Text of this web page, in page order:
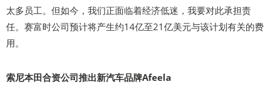
太多员工。但如今，我们正面临着经济低迷，我要对此承担责
任。赛富时公司预计将产生约14亿至21亿美元与该计划有关的费
用。
索尼本田合资公司推出新汽车品牌Afeela